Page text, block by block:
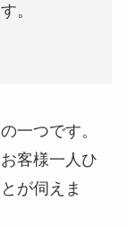
。
一つです。
客様一人ひ
が伺えま